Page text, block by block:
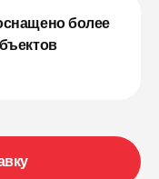
более